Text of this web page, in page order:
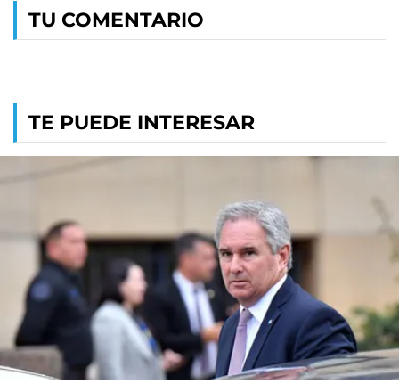
TU COMENTARIO
TE PUEDE INTERESAR